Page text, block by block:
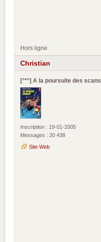
Hors ligne
Christian
[°*°] A la poursuite des scans
Inscription : 19-01-2005
Messages : 20 438
Site Web